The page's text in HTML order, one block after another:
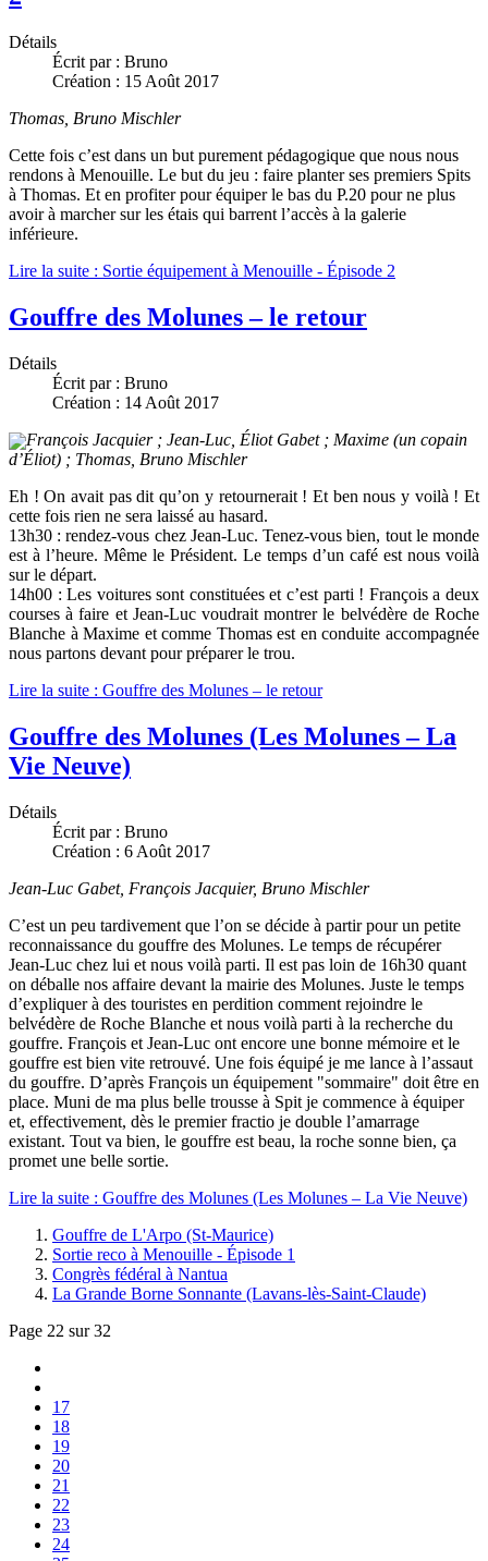
Détails
Écrit par : Bruno
Création : 15 Août 2017
Thomas, Bruno Mischler
Cette fois c’est dans un but purement pédagogique que nous nous
rendons à Menouille. Le but du jeu : faire planter ses premiers Spits
à Thomas. Et en profiter pour équiper le bas du P.20 pour ne plus
avoir à marcher sur les étais qui barrent l’accès à la galerie
inférieure.
Lire la suite : Sortie équipement à Menouille - Épisode 2
Gouffre des Molunes – le retour
Détails
Écrit par : Bruno
Création : 14 Août 2017
François Jacquier ; Jean-Luc, Éliot Gabet ; Maxime (un copain
d’Éliot) ; Thomas, Bruno Mischler
Eh ! On avait pas dit qu’on y retournerait ! Et ben nous y voilà ! Et
cette fois rien ne sera laissé au hasard.
13h30 : rendez-vous chez Jean-Luc. Tenez-vous bien, tout le monde
est à l’heure. Même le Président. Le temps d’un café est nous voilà
sur le départ.
14h00 : Les voitures sont constituées et c’est parti ! François a deux
courses à faire et Jean-Luc voudrait montrer le belvédère de Roche
Blanche à Maxime et comme Thomas est en conduite accompagnée
nous partons devant pour préparer le trou.
Lire la suite : Gouffre des Molunes – le retour
Gouffre des Molunes (Les Molunes – La
Vie Neuve)
Détails
Écrit par : Bruno
Création : 6 Août 2017
Jean-Luc Gabet, François Jacquier, Bruno Mischler
C’est un peu tardivement que l’on se décide à partir pour un petite
reconnaissance du gouffre des Molunes. Le temps de récupérer
Jean-Luc chez lui et nous voilà parti. Il est pas loin de 16h30 quant
on déballe nos affaire devant la mairie des Molunes. Juste le temps
d’expliquer à des touristes en perdition comment rejoindre le
belvédère de Roche Blanche et nous voilà parti à la recherche du
gouffre. François et Jean-Luc ont encore une bonne mémoire et le
gouffre est bien vite retrouvé. Une fois équipé je me lance à l’assaut
du gouffre. D’après François un équipement "sommaire" doit être en
place. Muni de ma plus belle trousse à Spit je commence à équiper
et, effectivement, dès le premier fractio je double l’amarrage
existant. Tout va bien, le gouffre est beau, la roche sonne bien, ça
promet une belle sortie.
Lire la suite : Gouffre des Molunes (Les Molunes – La Vie Neuve)
Gouffre de L'Arpo (St-Maurice)
Sortie reco à Menouille - Épisode 1
Congrès fédéral à Nantua
La Grande Borne Sonnante (Lavans-lès-Saint-Claude)
Page 22 sur 32
17
18
19
20
21
22
23
24